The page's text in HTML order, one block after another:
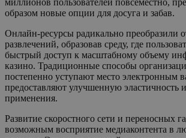
образом новые опции для досуга и забав.
Онлайн-ресурсы радикально преобразили
развлечений, образовав среду, где
быстрый доступ к масштабному объему
казино. Традиционные способы
постепенно уступают место электронным
предоставляют улучшенную эластичность
применения.
Развитие скоростного сети и переносных
возможным восприятие медиаконтента в